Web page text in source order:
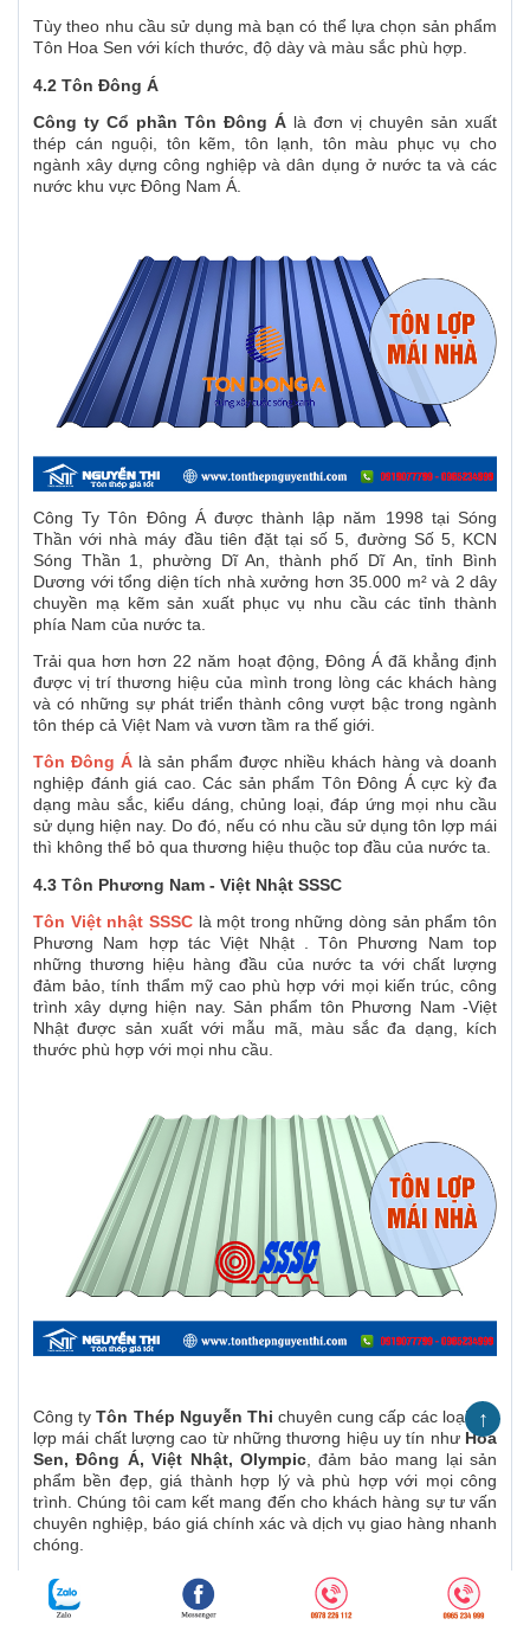
Tùy theo nhu cầu sử dụng mà bạn có thể lựa chọn sản phẩm
Tôn Hoa Sen với kích thước, độ dày và màu sắc phù hợp.
4.2 Tôn Đông Á
Công ty Cổ phần Tôn Đông Á là đơn vị chuyên sản xuất
thép cán nguội, tôn kẽm, tôn lạnh, tôn màu phục vụ cho
ngành xây dựng công nghiệp và dân dụng ở nước ta và các
nước khu vực Đông Nam Á.
Công Ty Tôn Đông Á được thành lập năm 1998 tại Sóng
Thần với nhà máy đầu tiên đặt tại số 5, đường Số 5, KCN
Sóng Thần 1, phường Dĩ An, thành phố Dĩ An, tỉnh Bình
Dương với tổng diện tích nhà xưởng hơn 35.000 m² và 2 dây
chuyền mạ kẽm sản xuất phục vụ nhu cầu các tỉnh thành
phía Nam của nước ta.
Trải qua hơn hơn 22 năm hoạt động, Đông Á đã khẳng định
được vị trí thương hiệu của mình trong lòng các khách hàng
và có những sự phát triển thành công vượt bậc trong ngành
tôn thép cả Việt Nam và vươn tầm ra thế giới.
Tôn Đông Á là sản phẩm được nhiều khách hàng và doanh
nghiệp đánh giá cao. Các sản phẩm Tôn Đông Á cực kỳ đa
dạng màu sắc, kiểu dáng, chủng loại, đáp ứng mọi nhu cầu
sử dụng hiện nay. Do đó, nếu có nhu cầu sử dụng tôn lợp mái
thì không thể bỏ qua thương hiệu thuộc top đầu của nước ta.
4.3 Tôn Phương Nam - Việt Nhật SSSC
Tôn Việt nhật SSSClà một trong những dòng sản phẩm tôn
Phương Nam hợp tác Việt Nhật . Tôn Phương Nam top
những thương hiệu hàng đầu của nước ta với chất lượng
đảm bảo, tính thẩm mỹ cao phù hợp với mọi kiến trúc, công
trình xây dựng hiện nay. Sản phẩm tôn Phương Nam -Việt
Nhật được sản xuất với mẫu mã, màu sắc đa dạng, kích
thước phù hợp với mọi nhu cầu.
Công tyTôn Thép Nguyễn Thi chuyên cung cấp các loại tôn
lợp mái chất lượng cao từ những thương hiệu uy tín như Hoa
Sen, Đông Á, Việt Nhật, Olympic , đảm bảo mang lại sản
phẩm bền đẹp, giá thành hợp lý và phù hợp với mọi công
trình. Chúng tôi cam kết mang đến cho khách hàng sự tư vấn
chuyên nghiệp, báo giá chính xác và dịch vụ giao hàng nhanh
chóng.
5. Công ty tôn thép Nguyễn Thi
↑